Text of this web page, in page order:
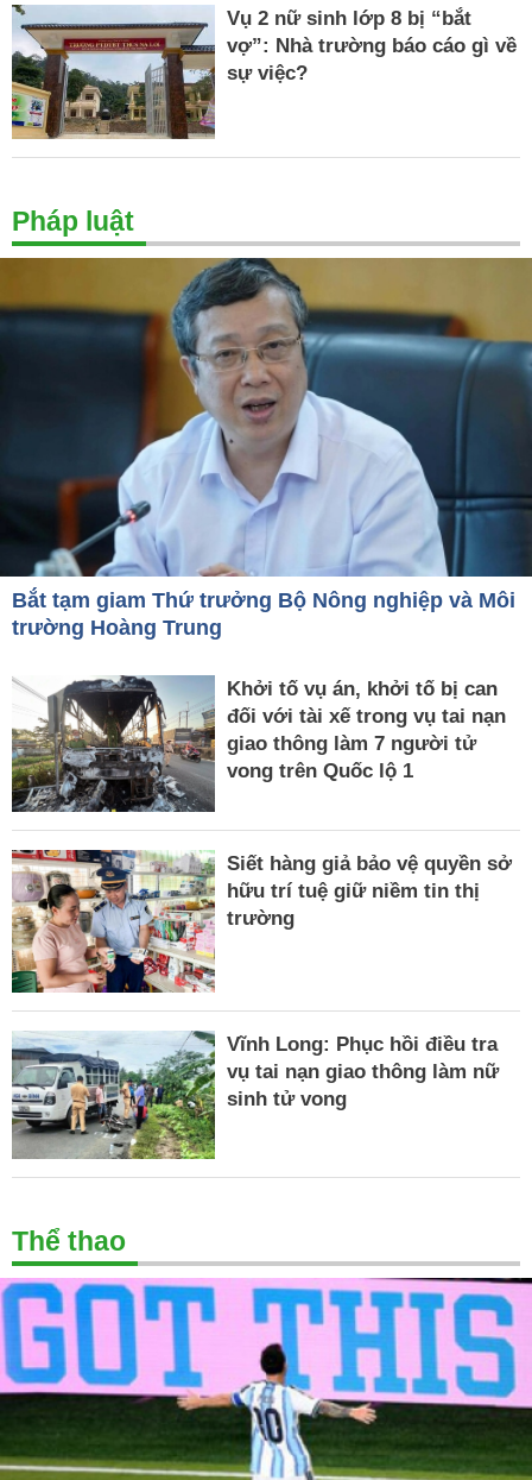
Vụ 2 nữ sinh lớp 8 bị “bắt
vợ”: Nhà trường báo cáo gì về
sự việc?
Pháp luật
Bắt tạm giam Thứ trưởng Bộ Nông nghiệp và Môi
trường Hoàng Trung
Khởi tố vụ án, khởi tố bị can
đối với tài xế trong vụ tai nạn
giao thông làm 7 người tử
vong trên Quốc lộ 1
Siết hàng giả bảo vệ quyền sở
hữu trí tuệ giữ niềm tin thị
trường
Vĩnh Long: Phục hồi điều tra
vụ tai nạn giao thông làm nữ
sinh tử vong
Thể thao